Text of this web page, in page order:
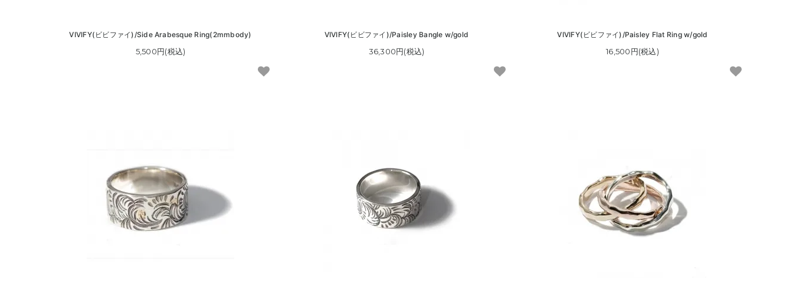
VIVIFY(ビビファイ)/Side Arabesque Ring(2mmbody)
5,500円(税込)
VIVIFY(ビビファイ)/Paisley Bangle w/gold
36,300円(税込)
VIVIFY(ビビファイ)/Paisley Flat Ring w/gold
16,500円(税込)